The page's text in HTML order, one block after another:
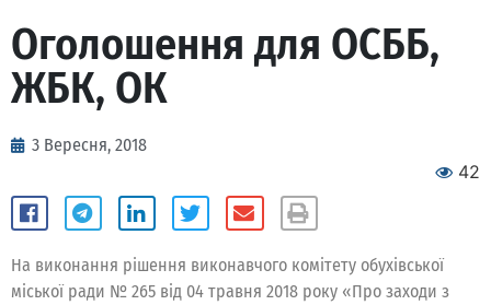
Оголошення для ОСББ,
ЖБК, ОК
3 Вересня, 2018
42
На виконання рішення виконавчого комітету обухівської
міської ради № 265 від 04 травня 2018 року «Про заходи з